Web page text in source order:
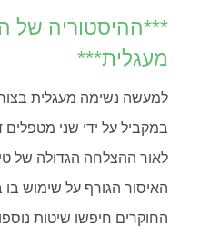
***ההיסטוריה של
מעגלית***
למעשה נשימה מעגלית
במקביל על ידי שני מטפלים
החוקרים חיפשו שיטות